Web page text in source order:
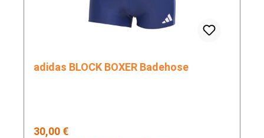
adidas BLOCK BOXER Badehose
Regulärer Preis:
30,00 €